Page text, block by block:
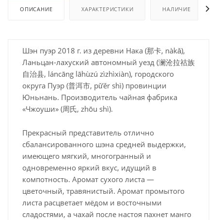
ОПИСАНИЕ ХАРАКТЕРИСТИКИ НАЛИЧИЕ
Шэн пуэр 2018 г. из деревни Нака (那卡, nàkǎ),
Ланьцан-лахуский автономный уезд (澜沧拉祜族
自治县, láncāng lāhùzú zìzhìxiàn), городского
округа Пуэр (普洱市, pǔ’ěr shì) провинции
Юньнань. Производитель чайная фабрика
«Чжоуши» (周氏, zhōu shì).
Прекрасный представитель отлично
сбалансированного шэна средней выдержки,
имеющего мягкий, многогранный и
одновременно яркий вкус, идущий в
компотность. Аромат сухого листа —
цветочный, травянистый. Аромат промытого
листа расцветает мёдом и восточными
сладостями, а чахай после настоя пахнет манго